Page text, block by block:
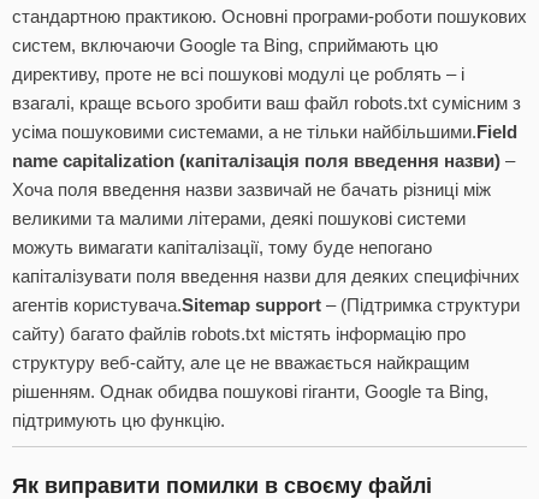
стандартною практикою. Основні програми-роботи пошукових
систем, включаючи Google та Bing, сприймають цю
директиву, проте не всі пошукові модулі це роблять – і
взагалі, краще всього зробити ваш файл robots.txt сумісним з
усіма пошуковими системами, а не тільки найбільшими.Field
name capitalization (капіталізація поля введення назви) –
Хоча поля введення назви зазвичай не бачать різниці між
великими та малими літерами, деякі пошукові системи
можуть вимагати капіталізації, тому буде непогано
капіталізувати поля введення назви для деяких специфічних
агентів користувача.Sitemap support – (Підтримка структури
сайту) багато файлів robots.txt містять інформацію про
структуру веб-сайту, але це не вважається найкращим
рішенням. Однак обидва пошукові гіганти, Google та Bing,
підтримують цю функцію.
Як виправити помилки в своєму файлі